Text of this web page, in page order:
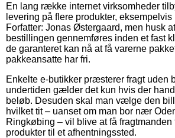
En lang række internet virksomheder
levering på flere produkter,
Forfatter: Jonas Østergaard, men husk
bestillingen gennemføres inden et fast
de garanteret kan nå at få varerne
pakkeansatte har fri.
Enkelte e-butikker præsterer fragt uden
undertiden gælder det kun hvis der
beløb. Desuden skal man vælge den
hvilket tit – uanset om man bor nær
Ringkøbing – vil blive at få
produkter til et afhentningssted.